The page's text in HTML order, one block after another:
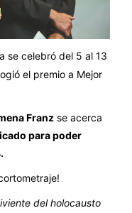
se celebró del 5 al 13
el premio a Mejor
Franz se acerca
para poder
del holocausto